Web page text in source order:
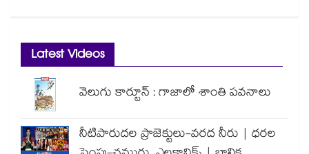
Latest Videos
వెలుగు కార్టూన్ : గాజాలో శాంతి పవనాలు
నీటిపారుదల ప్రాజెక్టులు-వరద నీరు | ధరల